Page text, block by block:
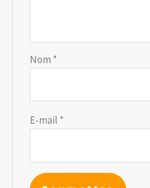
Nom *
E-mail *